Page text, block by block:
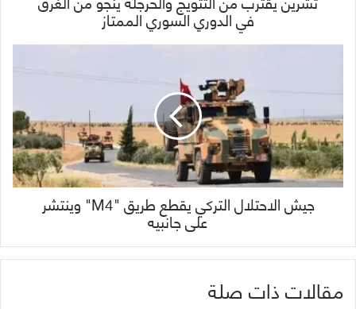
في الدوري السوري الممتاز
جيش الاحتلال التركي يقطع طريق "M4" وينتشر
على جانبيه
مقالات ذات صلة